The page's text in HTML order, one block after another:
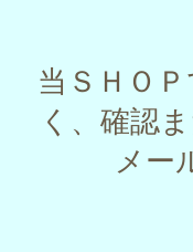
当ＳＨＯ
く、確認
メー